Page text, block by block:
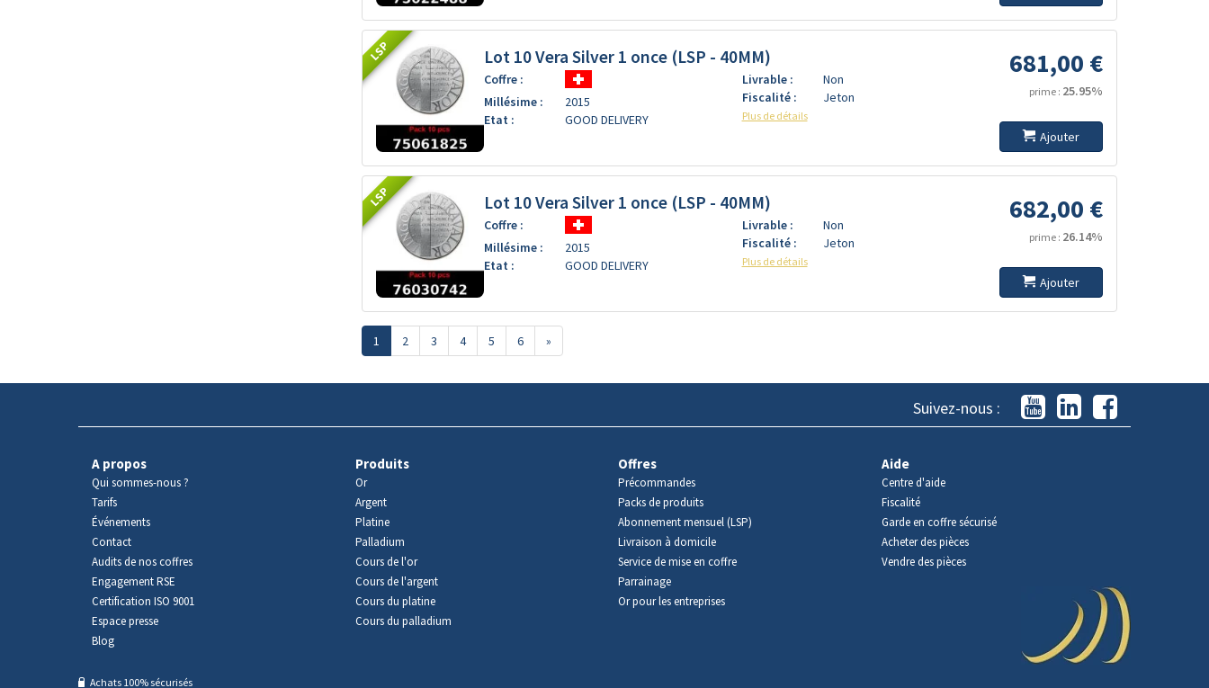
LSP Lot 10 Vera Silver 1 once (LSP - 40MM)
Coffre :
Millésime :
2015
Etat :
GOOD DELIVERY
Livrable :
Non
Fiscalité :
Jeton
Plus de détails
681,00 €
prime : 25.95%
Ajouter
LSP Lot 10 Vera Silver 1 once (LSP - 40MM)
Coffre :
Millésime :
2015
Etat :
GOOD DELIVERY
Livrable :
Non
Fiscalité :
Jeton
Plus de détails
682,00 €
prime : 26.14%
Ajouter
1 2 3 4 5 6 »
Suivez-nous :
A propos
Qui sommes-nous ?
Tarifs
Événements
Contact
Audits de nos coffres
Engagement RSE
Certification ISO 9001
Espace presse
Blog
Produits
Or
Argent
Platine
Palladium
Cours de l'or
Cours de l'argent
Cours du platine
Cours du palladium
Offres
Précommandes
Packs de produits
Abonnement mensuel (LSP)
Livraison à domicile
Service de mise en coffre
Parrainage
Or pour les entreprises
Aide
Centre d'aide
Fiscalité
Garde en coffre sécurisé
Acheter des pièces
Vendre des pièces
Achats 100% sécurisés